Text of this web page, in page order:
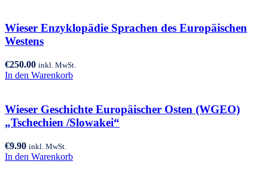
Wieser Enzyklopädie Sprachen des Europäischen
Westens
€250.00 inkl. MwSt.
In den Warenkorb
Wieser Geschichte Europäischer Osten (WGEO)
„Tschechien /Slowakei“
€9.90 inkl. MwSt.
In den Warenkorb